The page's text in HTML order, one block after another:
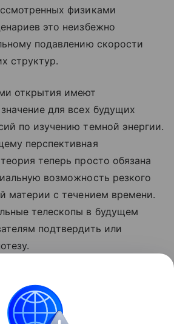
физиками
это неизбежно
подавлению скорости
структур.
открытия имеют
для всех будущих
по изучению темной энергии.
перспективная
теперь просто обязана
возможность резкого
материи с течением времени.
телескопы в будущем
подтвердить или
темная материя может
в скрытом пятом измерении.